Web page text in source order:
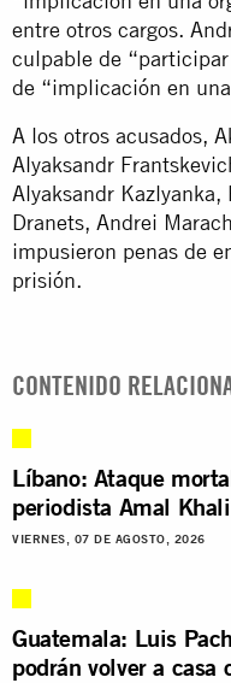
entre otros cargos.
culpable de
de “implicación en
A los otros acusados,
Alyaksandr
Alyaksandr
Dranets, Andrei
impusieron penas de
prisión.
CONTENIDO
Líbano: Ataque
periodista Amal
VIERNES, 07 DE AGOSTO, 2026
Guatemala: Luis
podrán volver a casa